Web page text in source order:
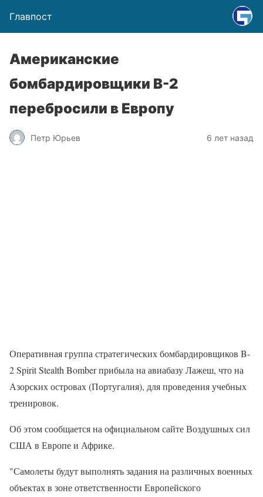
Главпост
Американские
бомбардировщики B-2
перебросили в Европу
Петр Юрьев 6 лет назад
Оперативная группа стратегических бомбардировщиков B-
2 Spirit Stealth Bomber прибыла на авиабазу Лажеш, что на
Азорских островах (Португалия), для проведения учебных
тренировок.
Об этом сообщается на официальном сайте Воздушных сил
США в Европе и Африке.
"Самолеты будут выполнять задания на различных военных
объектах в зоне ответственности Европейского